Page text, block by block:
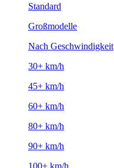
Standard
Großmodelle
Nach Geschwindigkeit
30+ km/h
45+ km/h
60+ km/h
80+ km/h
90+ km/h
100+ km/h